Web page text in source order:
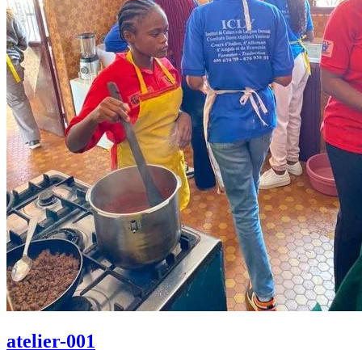
atelier-001